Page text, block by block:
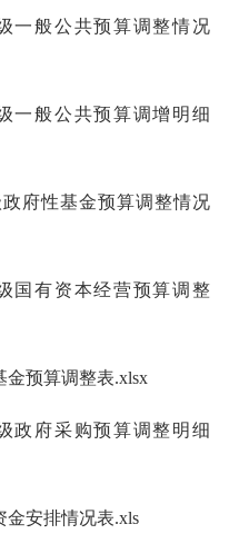
一般公共预算调整情况
一般公共预算调增明细
府性基金预算调整情况
国有资本经营预算调整
金预算调整表.xlsx
政府采购预算调整明细
金安排情况表.xls